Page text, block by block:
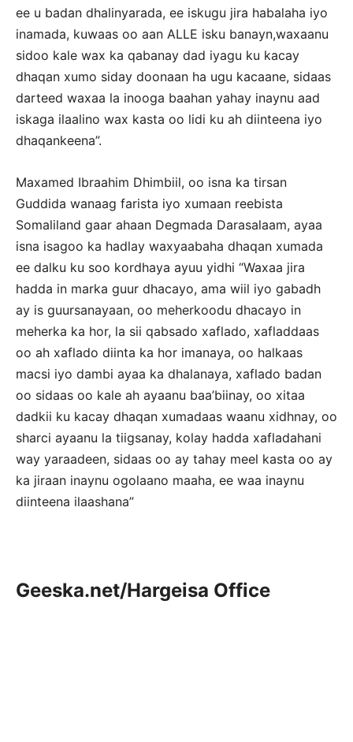
ee u badan dhalinyarada, ee iskugu jira habalaha iyo
inamada, kuwaas oo aan ALLE isku banayn,waxaanu
sidoo kale wax ka qabanay dad iyagu ku kacay
dhaqan xumo siday doonaan ha ugu kacaane, sidaas
darteed waxaa la inooga baahan yahay inaynu aad
iskaga ilaalino wax kasta oo lidi ku ah diinteena iyo
dhaqankeena”.
Maxamed Ibraahim Dhimbiil, oo isna ka tirsan
Guddida wanaag farista iyo xumaan reebista
Somaliland gaar ahaan Degmada Darasalaam, ayaa
isna isagoo ka hadlay waxyaabaha dhaqan xumada
ee dalku ku soo kordhaya ayuu yidhi “Waxaa jira
hadda in marka guur dhacayo, ama wiil iyo gabadh
ay is guursanayaan, oo meherkoodu dhacayo in
meherka ka hor, la sii qabsado xaflado, xafladdaas
oo ah xaflado diinta ka hor imanaya, oo halkaas
macsi iyo dambi ayaa ka dhalanaya, xaflado badan
oo sidaas oo kale ah ayaanu baa’biinay, oo xitaa
dadkii ku kacay dhaqan xumadaas waanu xidhnay, oo
sharci ayaanu la tiigsanay, kolay hadda xafladahani
way yaraadeen, sidaas oo ay tahay meel kasta oo ay
ka jiraan inaynu ogolaano maaha, ee waa inaynu
diinteena ilaashana”
Geeska.net/Hargeisa Office